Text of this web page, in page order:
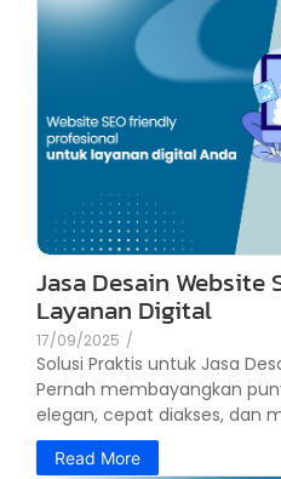
Jasa Desain Website
Layanan Digital
17/09/2025 /
Solusi Praktis untuk Jasa
Pernah membayangkan
elegan, cepat diakses, dan
Read More